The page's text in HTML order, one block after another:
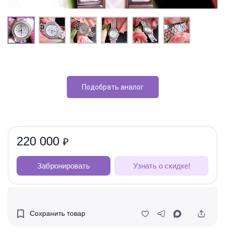
Подобрать аналог
220 000 ₽
Забронировать Узнать о скидке!
Сохранить товар